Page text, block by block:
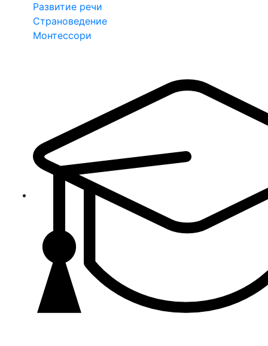
Развитие речи
Страноведение
Монтессори